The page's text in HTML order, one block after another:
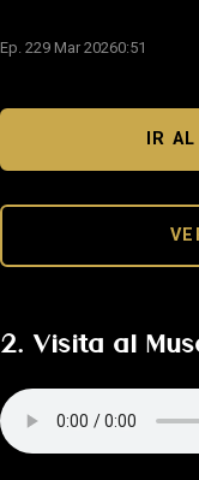
Ep. 229 Mar 20260:51
IR
2. Visita al